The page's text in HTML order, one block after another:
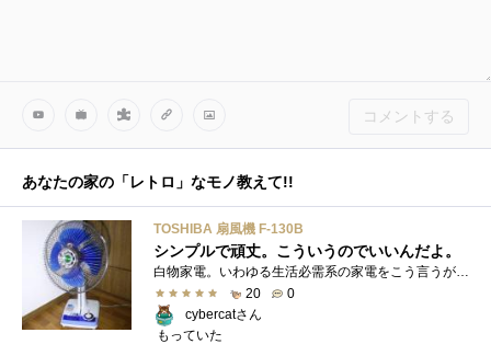
コメントする
あなたの家の「レトロ」なモノ教えて!!
TOSHIBA 扇風機 F-130B
シンプルで頑丈。こういうのでいいんだよ。
白物家電。いわゆる生活必需系の家電をこう言うが、ほとんどが20世紀で「完成の域」に達している分野でもある。 今世紀にも時に、掃除機に自�...
20
0
cybercatさん
もっていた